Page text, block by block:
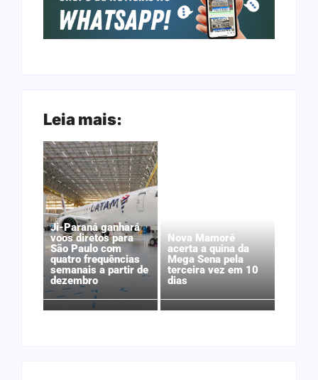
Leia mais:
Ji-Paraná ganhará
voos diretos para
São Paulo com
quatro frequências
semanais a partir de
dezembro
Nova Mamoré
acerta a quina da
Mega Sena pela
terceira vez em 10
dias